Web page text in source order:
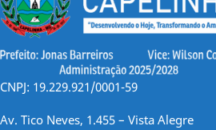
CNPJ: 19.229.921/0001-59
Av. Tico Neves, 1.455 – Vista Alegre